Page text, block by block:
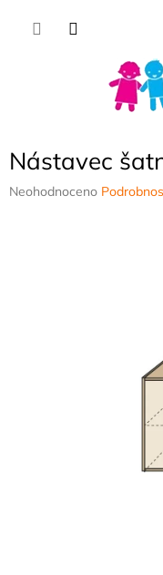
Nástavec
Průměrné
Neohodnoceno